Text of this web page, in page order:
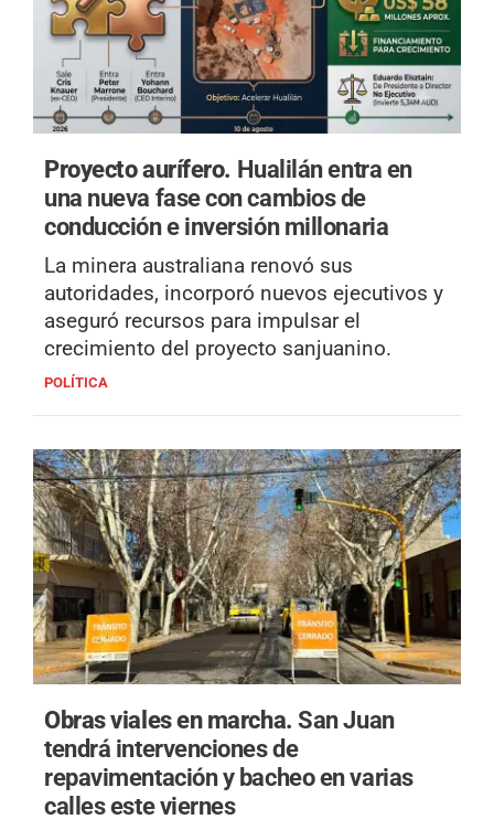
Proyecto aurífero. Hualilán entra en
una nueva fase con cambios de
conducción e inversión millonaria
La minera australiana renovó sus
autoridades, incorporó nuevos ejecutivos y
aseguró recursos para impulsar el
crecimiento del proyecto sanjuanino.
POLÍTICA
Obras viales en marcha.San Juan
tendrá intervenciones de
repavimentación y bacheo en varias
calles este viernes